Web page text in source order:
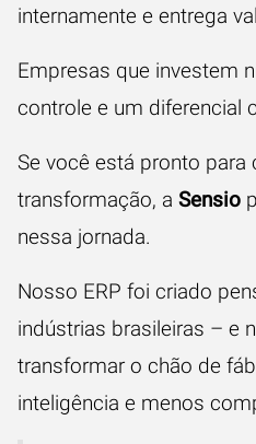
internamente e entrega
Empresas que investem
controle e um diferencial
Se você está pronto para
transformação, a Sensio
nessa jornada.
Nosso ERP foi criado
indústrias brasileiras – e
transformar o chão de
inteligência e menos